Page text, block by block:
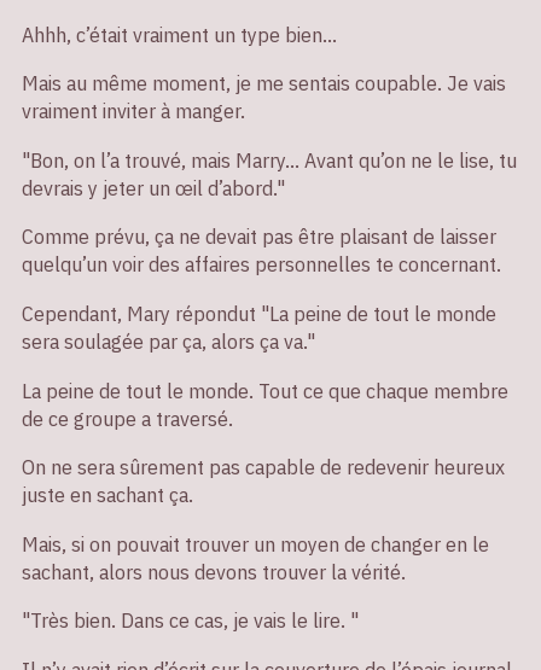
Ahhh, c’était vraiment un type bien…
Mais au même moment, je me sentais coupable. Je vais
vraiment inviter à manger.
"Bon, on l’a trouvé, mais Marry… Avant qu’on ne le lise, tu
devrais y jeter un œil d’abord."
Comme prévu, ça ne devait pas être plaisant de laisser
quelqu’un voir des affaires personnelles te concernant.
Cependant, Mary répondut "La peine de tout le monde
sera soulagée par ça, alors ça va."
La peine de tout le monde. Tout ce que chaque membre
de ce groupe a traversé.
On ne sera sûrement pas capable de redevenir heureux
juste en sachant ça.
Mais, si on pouvait trouver un moyen de changer en le
sachant, alors nous devons trouver la vérité.
"Très bien. Dans ce cas, je vais le lire. "